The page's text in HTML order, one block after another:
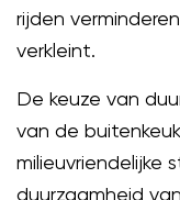
rijden
verkleint.
De keuze van
van de
milieuvriendelijke
duurzaamheid